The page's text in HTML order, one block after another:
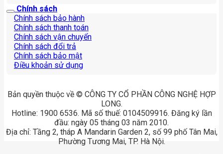
Chính sách
Chính sách bảo hành
Chính sách thanh toán
Chính sách vận chuyển
Chính sách đổi trả
Chính sách bảo mật
Điều khoản sử dụng
Bản quyền thuộc về © CÔNG TY CỔ PHẦN CÔNG NGHỆ HỢP
LONG.
Hotline: 1900 6536. Mã số thuế: 0104509916. Đăng ký lần
đầu: ngày 05 tháng 03 năm 2010.
Địa chỉ: Tầng 2, tháp A Mandarin Garden 2, số 99 phố Tân Mai,
Phường Tương Mai, TP. Hà Nội.